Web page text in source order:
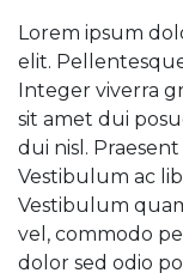
Lorem ipsum
elit.
Integer viverra
sit amet dui
dui nisl.
Vestibulum ac
Vestibulum
vel, commodo
dolor sed odio